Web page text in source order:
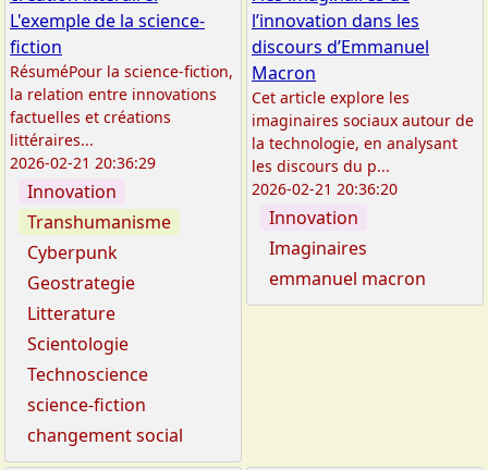
L'exemple de la science-
fiction
RésuméPour la science-fiction,
la relation entre innovations
factuelles et créations
littéraires...
2026-02-21 20:36:29
Innovation
Transhumanisme
Cyberpunk
Geostrategie
Litterature
Scientologie
Technoscience
science-fiction
changement social
l’innovation dans les
discours d’Emmanuel
Macron
Cet article explore les
imaginaires sociaux autour de
la technologie, en analysant
les discours du p...
2026-02-21 20:36:20
Innovation
Imaginaires
emmanuel macron